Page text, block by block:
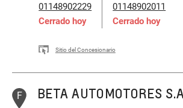
01148902229
Cerrado hoy
01148902011
Cerrado hoy
Sitio del Concesionario
F BETA AUTOMOTORES S.A